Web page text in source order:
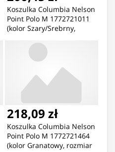
Koszulka Columbia Nelson
Point Polo M 1772721011
(kolor Szary/Srebrny,
218,09 zł
Koszulka Columbia Nelson
Point Polo M 1772721464
(kolor Granatowy, rozmiar